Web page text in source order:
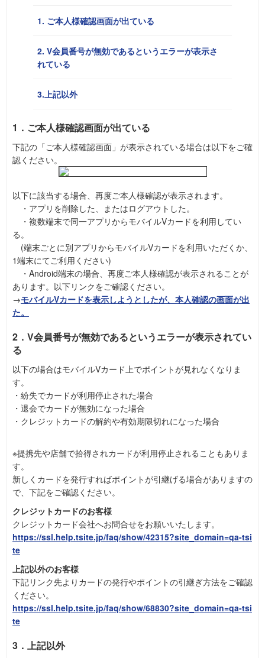
1. ご本人様確認画面が出ている
2. V会員番号が無効であるというエラーが表示さ
れている
3.上記以外
1．ご本人様確認画面が出ている
下記の「ご本人様確認画面」が表示されている場合は以下をご確
認ください。
以下に該当する場合、再度ご本人様確認が表示されます。
・アプリを削除した、またはログアウトした。
・複数端末で同一アプリからモバイルVカードを利用してい
る。
(端末ごとに別アプリからモバイルVカードを利用いただくか、
1端末にてご利用ください)
・Android端末の場合、再度ご本人様確認が表示されることが
あります。以下リンクをご確認ください。
→モバイルVカードを表示しようとしたが、本人確認の画面が出
た。
2．V会員番号が無効であるというエラーが表示されてい
る
以下の場合はモバイルVカード上でポイントが見れなくなりま
す。
・紛失でカードが利用停止された場合
・退会でカードが無効になった場合
・クレジットカードの解約や有効期限切れになった場合
※提携先や店舗で拾得されカードが利用停止されることもありま
す。
新しくカードを発行すればポイントが引継げる場合がありますの
で、下記をご確認ください。
クレジットカードのお客様
クレジットカード会社へお問合せをお願いいたします。
https://ssl.help.tsite.jp/faq/show/42315?site_domain=qa-tsi
te
上記以外のお客様
下記リンク先よりカードの発行やポイントの引継ぎ方法をご確認
ください。
https://ssl.help.tsite.jp/faq/show/68830?site_domain=qa-tsi
te
3．上記以外